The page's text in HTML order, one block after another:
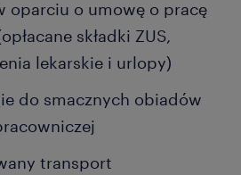
oparciu o umowę o pracę
składki ZUS,
lekarskie i urlopy)
do smacznych obiadów
transport